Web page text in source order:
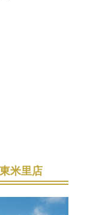
米里店